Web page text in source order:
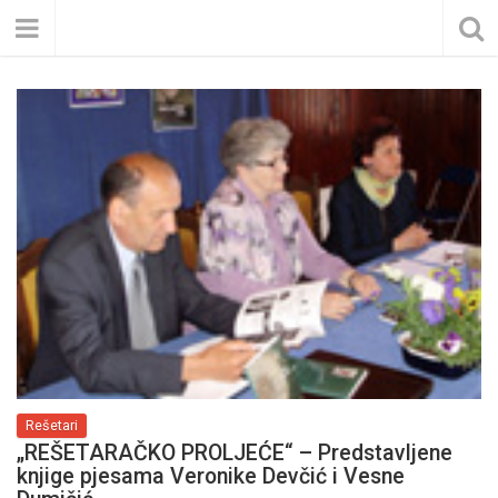
Rešetari
„REŠETARAČKO PROLJEĆE“ – Predstavljene
knjige pjesama Veronike Devčić i Vesne